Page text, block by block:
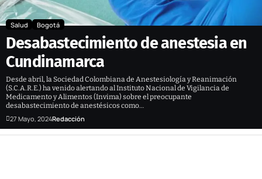
Salud Bogotá
Desabastecimiento de anestesia en
Cundinamarca
Desde abril, la Sociedad Colombiana de Anestesiología y Reanimación
(S.C.A.R.E.) ha venido alertando al Instituto Nacional de Vigilancia de
Medicamento y Alimentos (Invima) sobre el preocupante
desabastecimiento de anestésicos como…
27 Mayo, 2024Redacción